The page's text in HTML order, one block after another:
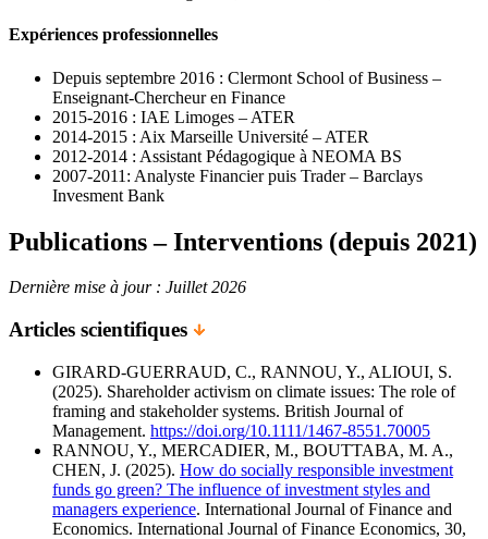
Expériences professionnelles
Depuis septembre 2016 : Clermont School of Business –
Enseignant-Chercheur en Finance
2015-2016 : IAE Limoges – ATER
2014-2015 : Aix Marseille Université – ATER
2012-2014 : Assistant Pédagogique à NEOMA BS
2007-2011: Analyste Financier puis Trader – Barclays
Invesment Bank
Publications – Interventions (depuis 2021)
Dernière mise à jour : Juillet 2026
Articles scientifiques
GIRARD-GUERRAUD, C., RANNOU, Y., ALIOUI, S.
(2025). Shareholder activism on climate issues: The role of
framing and stakeholder systems. British Journal of
Management. https://doi.org/10.1111/1467-8551.70005
RANNOU, Y., MERCADIER, M., BOUTTABA, M. A.,
CHEN, J. (2025). How do socially responsible investment
funds go green? The influence of investment styles and
managers experience. International Journal of Finance and
Economics. International Journal of Finance Economics, 30,